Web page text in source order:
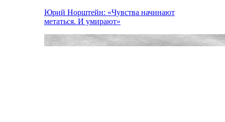
Юрий Норштейн: «Чувства начинают
метаться. И умирают»